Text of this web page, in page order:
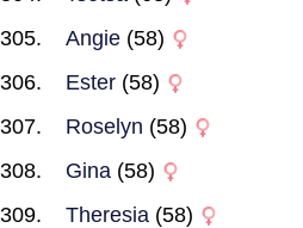
Angie (58)
Ester (58)
Roselyn (58)
Gina (58)
Theresia (58)